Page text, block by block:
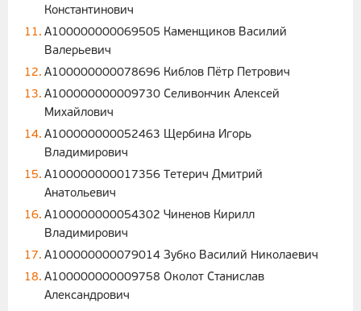
Константинович
A100000000069505 Каменщиков Василий
Валерьевич
A100000000078696 Киблов Пётр Петрович
A100000000009730 Селивончик Алексей
Михайлович
A100000000052463 Щербина Игорь
Владимирович
A100000000017356 Тетерич Дмитрий
Анатольевич
A100000000054302 Чиненов Кирилл
Владимирович
A100000000079014 Зубко Василий Николаевич
A100000000009758 Околот Станислав
Александрович